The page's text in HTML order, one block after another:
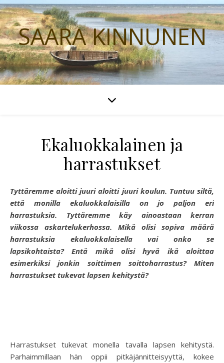
SAARA KINNUNEN
Ekaluokkalainen ja
harrastukset
Tyttäremme aloitti juuri aloitti juuri koulun. Tuntuu siltä,
että monilla ekaluokkalaisilla on jo paljon eri
harrastuksia. Tyttäremme käy ainoastaan kerran
viikossa askartelukerhossa. Mikä olisi sopiva määrä
harrastuksia ekaluokkalaisella vai onko se
lapsikohtaista? Entä mikä olisi hyvä ikä aloittaa
esimerkiksi jonkin soittimen soittoharrastus? Miten
harrastukset tukevat lapsen kehitystä?
Harrastukset tukevat monella tavalla lapsen kehitystä.
Parhaimmillaan hän oppii pitkäjännitteisyyttä, kokee